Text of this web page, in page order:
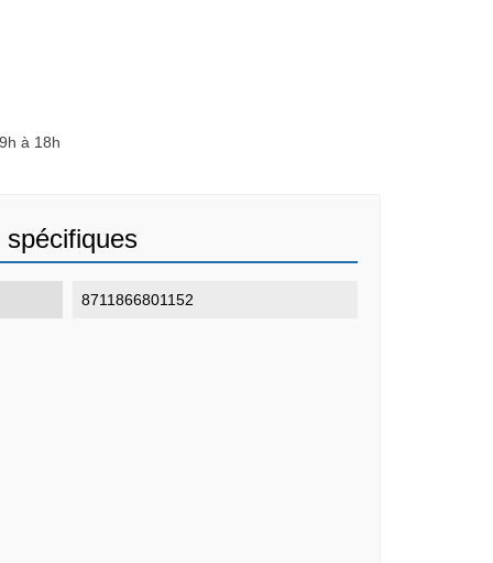
à 18h
spécifiques
8711866801152